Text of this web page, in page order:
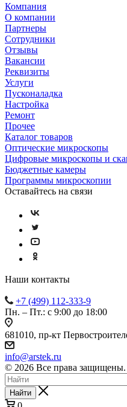
Компания
О компании
Партнеры
Сотрудники
Отзывы
Вакансии
Реквизиты
Услуги
Пусконаладка
Настройка
Ремонт
Прочее
Каталог товаров
Оптические микроскопы
Цифровые микроскопы и
Бюджетные камеры
Программы микроскопии
Оставайтесь на связи
Наши контакты
+7 (499) 112-333-9
Пн. – Пт.: с 9:00 до 18:00
681010, пр-кт
info@arstek.ru
© 2026 Все права защищены.
Найти